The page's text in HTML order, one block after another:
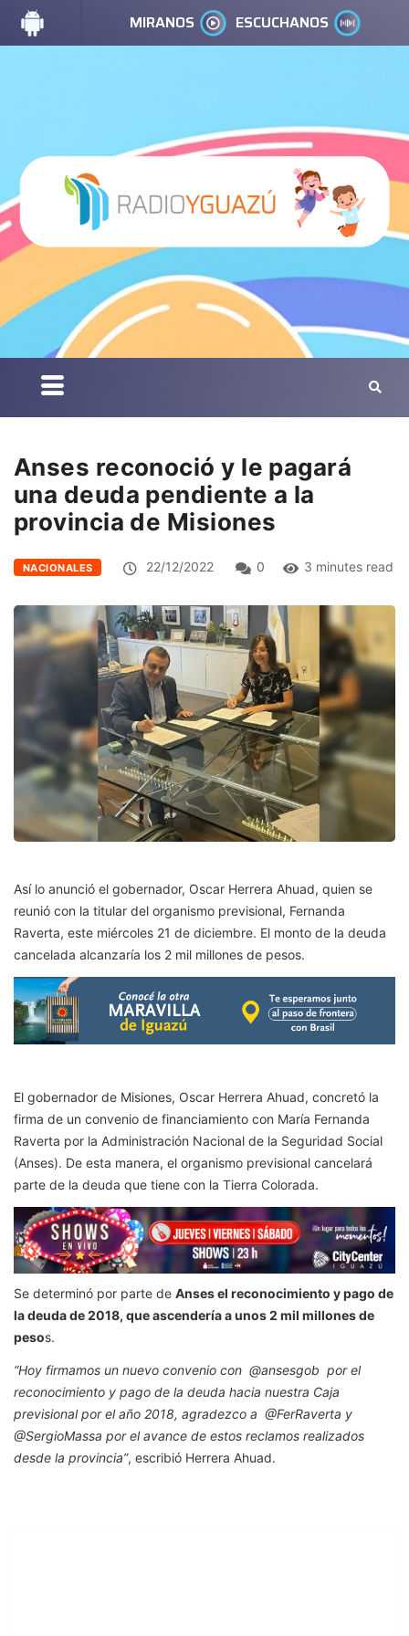
MIRANOS ESCUCHANOS
Anses reconoció y le pagará
una deuda pendiente a la
provincia de Misiones
NACIONALES 22/12/2022 0 3 minutes read
Así lo anunció el gobernador, Oscar Herrera Ahuad, quien se
reunió con la titular del organismo previsional, Fernanda
Raverta, este miércoles 21 de diciembre. El monto de la deuda
cancelada alcanzaría los 2 mil millones de pesos.
El gobernador de Misiones, Oscar Herrera Ahuad, concretó la
firma de un convenio de financiamiento con María Fernanda
Raverta por la Administración Nacional de la Seguridad Social
(Anses). De esta manera, el organismo previsional cancelará
parte de la deuda que tiene con la Tierra Colorada.
Se determinó por parte de Anses el reconocimiento y pago de
la deuda de 2018, que ascendería a unos 2 mil millones de
pesos.
“Hoy firmamos un nuevo convenio con @ansesgob por el
reconocimiento y pago de la deuda hacia nuestra Caja
previsional por el año 2018, agradezco a @FerRaverta y
@SergioMassa por el avance de estos reclamos realizados
desde la provincia”, escribió Herrera Ahuad.